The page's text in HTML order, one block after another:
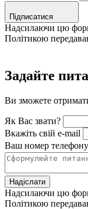
Підписатися
Надсилаючи цю
Політикою
Задайте
Ви зможете
Як Вас звати?
Вкажіть свій e-mail
Ваш номер телефону
Надіслати
Надсилаючи цю
Політикою